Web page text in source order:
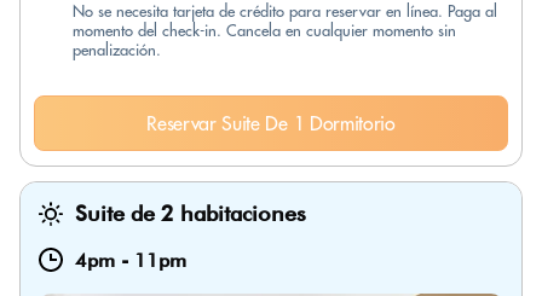
No se necesita tarjeta de crédito para reservar en línea. Paga al
momento del check-in. Cancela en cualquier momento sin
penalización.
Reservar Suite De 1 Dormitorio
Suite de 2 habitaciones
4pm - 11pm